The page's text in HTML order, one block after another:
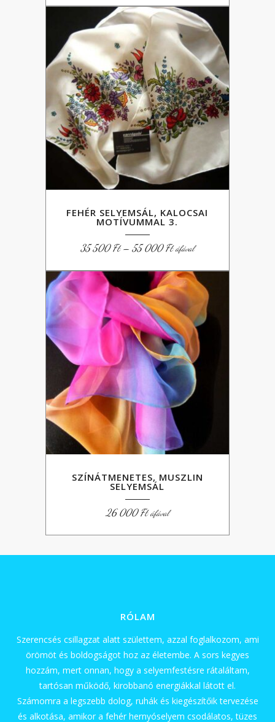
FEHÉR SELYEMSÁL, KALOCSAI
MOTÍVUMMAL 3.
35 500Ft – 55 000FtÁrtartomány:
35
-
55
000 Ft
áfával
SZÍNÁTMENETES, MUSZLIN
SELYEMSÁL
26 000Ft áfával
RÓLAM
Szerencsés csillagzat alatt születtem, azzal foglalkozom, ami
örömöt és boldogságot hoz az életembe. A sors kegyes
hozzám, mert onnan, hogy a selyemfestésre rátaláltam,
tartósan működő, kirobbanó energiákkal látott el.
Számomra a legszebb dolog, ruhák és kiegészítőik tervezése
és alkotása, amikor a fehér hernyóselyem csodálatos, tüzes